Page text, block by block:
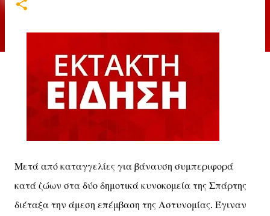
Μετά από καταγγελίες για βάναυση συμπεριφορά
κατά ζώων στα δύο δημοτικά κυνοκομεία της Σπάρτης
διέταξα την άμεση επέμβαση της Αστυνομίας. Έγιναν